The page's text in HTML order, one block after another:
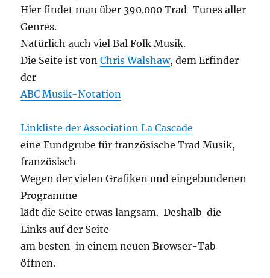
Hier findet man über 390.000 Trad-Tunes aller
Genres.
Natürlich auch viel Bal Folk Musik.
Die Seite ist vonChris Walshaw, dem Erfinder
der
ABC Musik-Notation
Linkliste der Association La Cascade
eine Fundgrube für französische Trad Musik,
französisch
Wegen der vielen Grafiken und eingebundenen
Programme
lädt die Seite etwas langsam. Deshalb die
Links auf der Seite
am besten in einem neuen Browser-Tab
öffnen.